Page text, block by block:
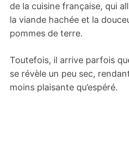
de la cuisine française, qui
la viande hachée et la
pommes de terre.
Toutefois, il arrive parfois
se révèle un peu sec,
moins plaisante qu’espéré.